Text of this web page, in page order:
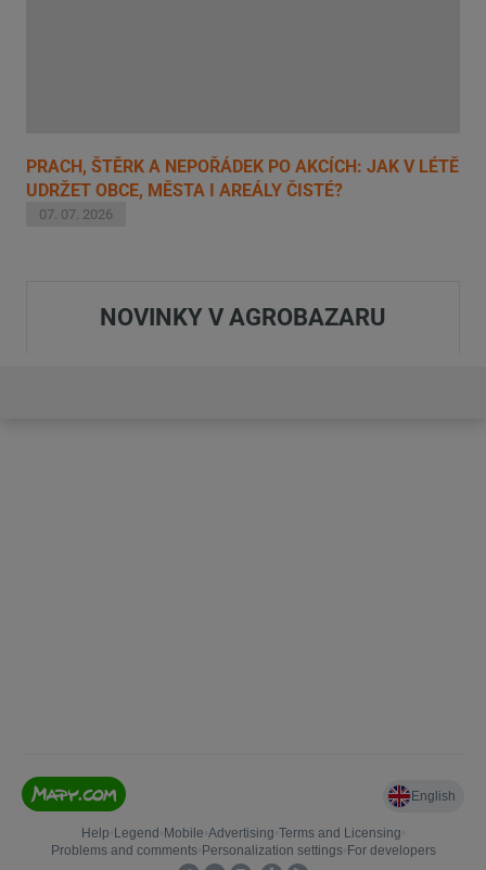
PRACH, ŠTĚRK A NEPOŘÁDEK PO AKCÍCH: JAK V LÉTĚ
UDRŽET OBCE, MĚSTA I AREÁLY ČISTÉ?
07. 07. 2026
NOVINKY V AGROBAZARU